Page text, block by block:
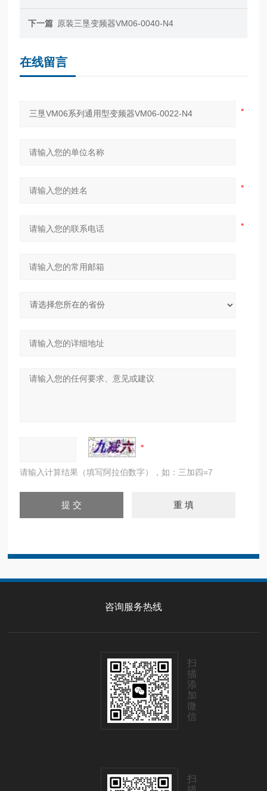
下一篇 原装三垦变频器VM06-0040-N4
在线留言
请输入计算结果（填写阿拉伯数字），如：三加四=7
咨询服务热线
扫
描
添
加
微
信
扫